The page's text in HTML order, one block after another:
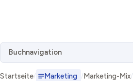
Buchnavigation
Startseite Marketing Marketing-Mix